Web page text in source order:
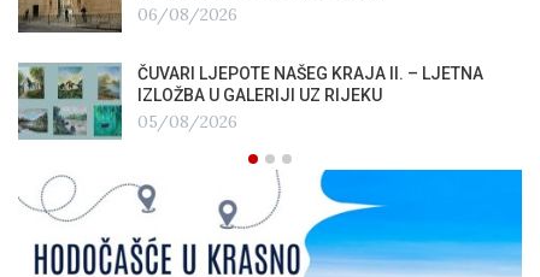
06/08/2026
ČUVARI LJEPOTE NAŠEG KRAJA II. – LJETNA
IZLOŽBA U GALERIJI UZ RIJEKU
05/08/2026